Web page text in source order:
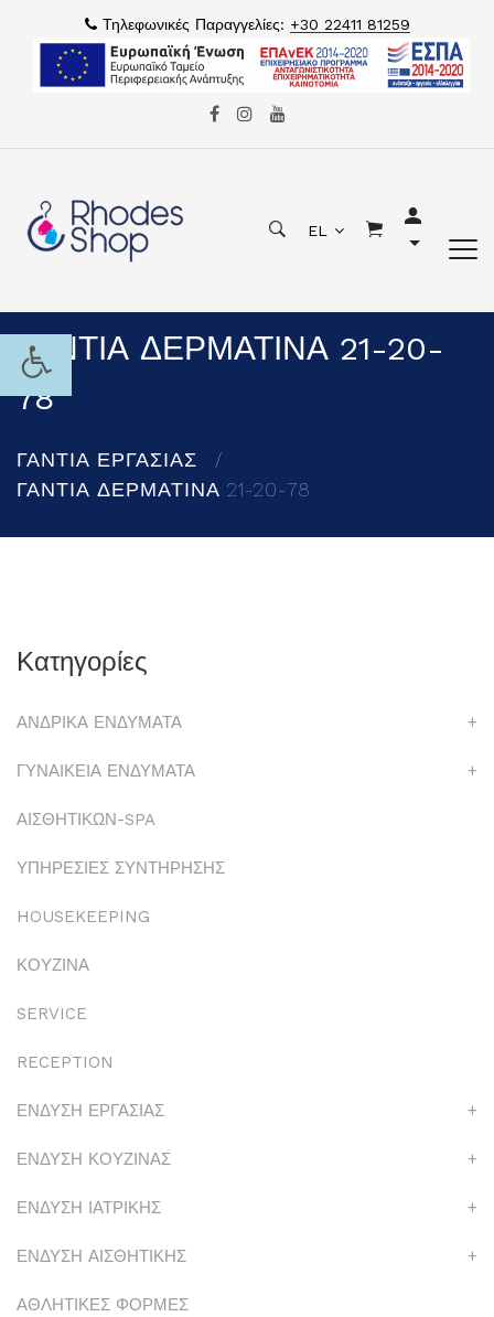
Τηλεφωνικές Παραγγελίες: +30 22411 81259
EL
ΓΑΝΤΙΑ ΔΕΡΜΑΤΙΝΑ 21-20-
78
ΓΑΝΤΙΑ ΕΡΓΑΣΙΑΣ
ΓΑΝΤΙΑ ΔΕΡΜΑΤΙΝΑ 21-20-78
Κατηγορίες
ΑΝΔΡΙΚΑ ΕΝΔΥΜΑΤΑ +
ΓΥΝΑΙΚΕΙΑ ΕΝΔΥΜΑΤΑ +
ΑΙΣΘΗΤΙΚΩΝ-SPA
ΥΠΗΡΕΣΙΕΣ ΣΥΝΤΗΡΗΣΗΣ
HOUSEKEEPING
ΚΟΥΖΙΝΑ
SERVICE
RECEPTION
ΕΝΔΥΣΗ ΕΡΓΑΣΙΑΣ +
ΕΝΔΥΣΗ ΚΟΥΖΙΝΑΣ +
ΕΝΔΥΣΗ ΙΑΤΡΙΚΗΣ +
ΕΝΔΥΣΗ ΑΙΣΘΗΤΙΚΗΣ +
ΑΘΛΗΤΙΚΕΣ ΦΟΡΜΕΣ